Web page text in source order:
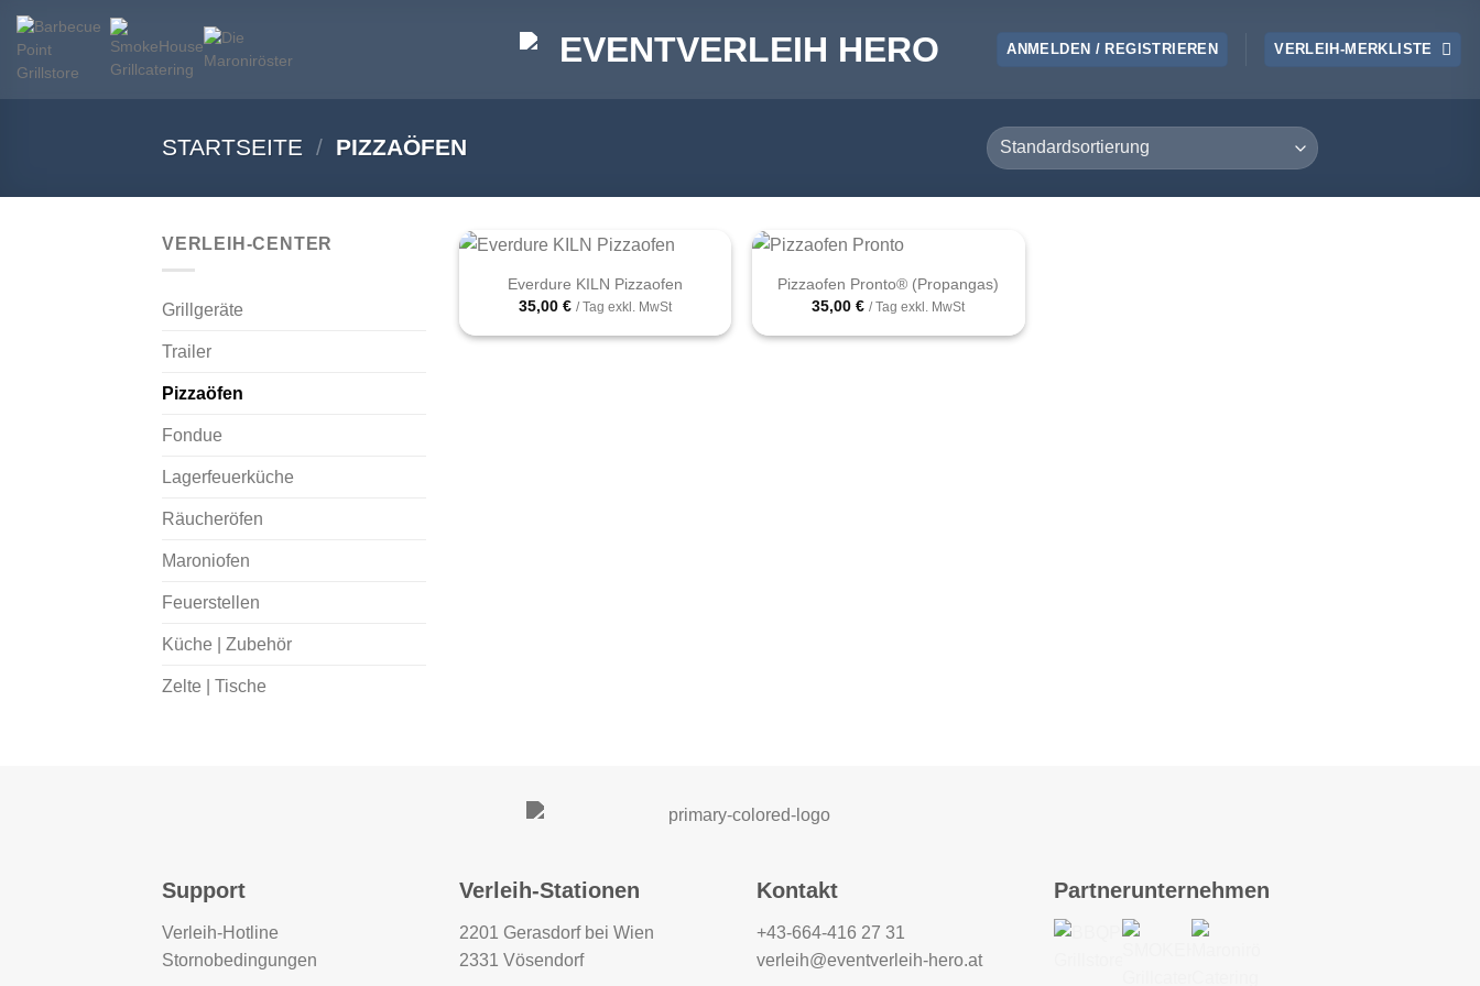
Zum
Inhalt
springen
ANMELDEN / REGISTRIEREN VERLEIH-MERKLISTE
STARTSEITE / PIZZAÖFEN
VERLEIH-CENTER
Grillgeräte
Trailer
Pizzaöfen
Fondue
Lagerfeuerküche
Räucheröfen
Maroniofen
Feuerstellen
Küche | Zubehör
Zelte | Tische
+
Everdure KILN Pizzaofen
35,00 € / Tag exkl. MwSt
+
Pizzaofen Pronto® (Propangas)
35,00€ / Tag exkl. MwSt
Support
Verleih-Hotline
Stornobedingungen
Verleih-Stationen
2201 Gerasdorf bei Wien
2331 Vösendorf
Kontakt
+43-664-416 27 31
verleih@eventverleih-hero.at
Partnerunternehmen